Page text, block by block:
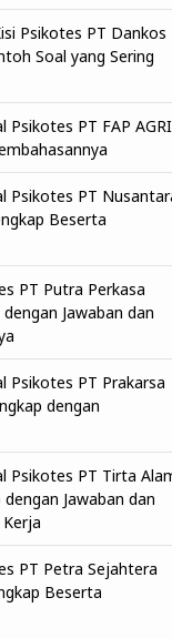
Psikotes PT Dankos
Soal yang Sering
Psikotes PT FAP AGRI
Psikotes PT
Beserta
PT Putra Perkasa
Jawaban dan
Psikotes PT Prakarsa
dengan
Psikotes PT Tirta
Jawaban dan
PT Petra Sejahtera
Beserta